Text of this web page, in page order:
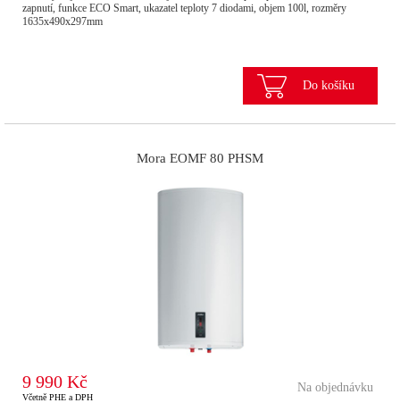
zapnutí, funkce ECO Smart, ukazatel teploty 7 diodami, objem 100l, rozměry
1635x490x297mm
Do košíku
Mora EOMF 80 PHSM
9 990 Kč
Včetně PHE a DPH
Na objednávku